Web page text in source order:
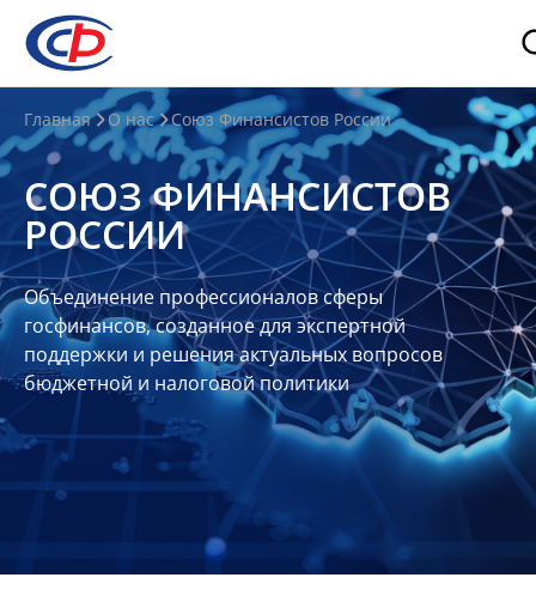
О
нас
О
СФР
Совет
Союза
Участники
Планы
отчеты
Контакты
Главная О нас Союз Финансистов России
СОЮЗ ФИНАНСИСТОВ
РОССИИ
Объединение профессионалов сферы
госфинансов, созданное для экспертной
поддержки и решения актуальных вопросов
бюджетной и налоговой политики